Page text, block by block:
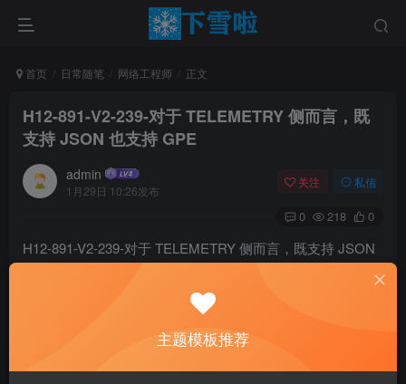
首页 日常随笔 网络工程师 正文
H12-891-V2-239-对于 TELEMETRY 侧而言，既
支持 JSON 也支持 GPE
admin
1月29日 10:26发布
关注 私信
0 218 0
H12-891-V2-239-对于 TELEMETRY 侧而言，既支持 JSON
对于 telemetry 侧而言，既支持 json 也支持 GPE。
主题模板推荐